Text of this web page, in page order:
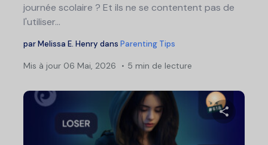
journée scolaire ? Et ils ne se contentent pas de
l'utiliser...
parMelissa E. Henry dans Parenting Tips
Mis à jour 06 Mai, 2026 5 min de lecture